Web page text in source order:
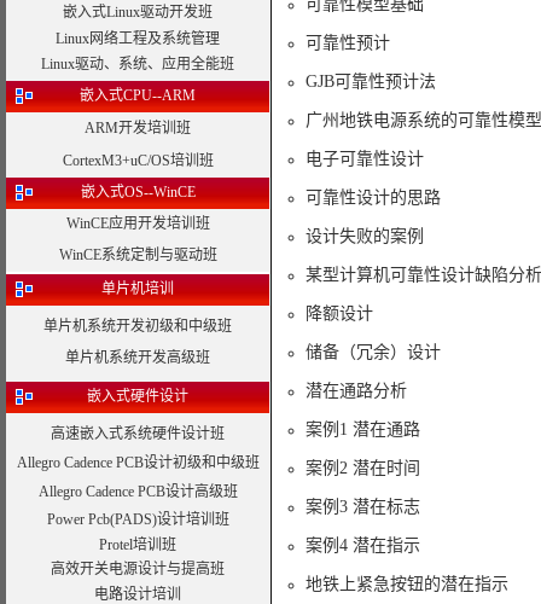
嵌入式Linux驱动开发班
Linux网络工程及系统管理
Linux驱动、系统、应用全能班
嵌入式CPU--ARM
ARM开发培训班
CortexM3+uC/OS培训班
嵌入式OS--WinCE
WinCE应用开发培训班
WinCE系统定制与驱动班
单片机培训
单片机系统开发初级和中级班
单片机系统开发高级班
嵌入式硬件设计
高速嵌入式系统硬件设计班
Allegro Cadence PCB设计初级和中级班
Allegro Cadence PCB设计高级班
Power Pcb(PADS)设计培训班
Protel培训班
高效开关电源设计与提高班
电路设计培训
可靠性模型基础
可靠性预计
GJB可靠性预计法
广州地铁电源系统的可靠性模
电子可靠性设计
可靠性设计的思路
设计失败的案例
某型计算机可靠性设计缺陷分析
降额设计
储备（冗余）设计
潜在通路分析
案例1 潜在通路
案例2 潜在时间
案例3 潜在标志
案例4 潜在指示
地铁上紧急按钮的潜在指示